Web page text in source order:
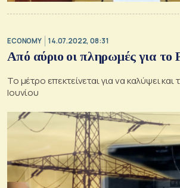
ECONOMY 14.07.2022, 08:31
Από αύριο οι πληρωμές για το
Το μέτρο επεκτείνεται για να καλύψει
Ιουνίου